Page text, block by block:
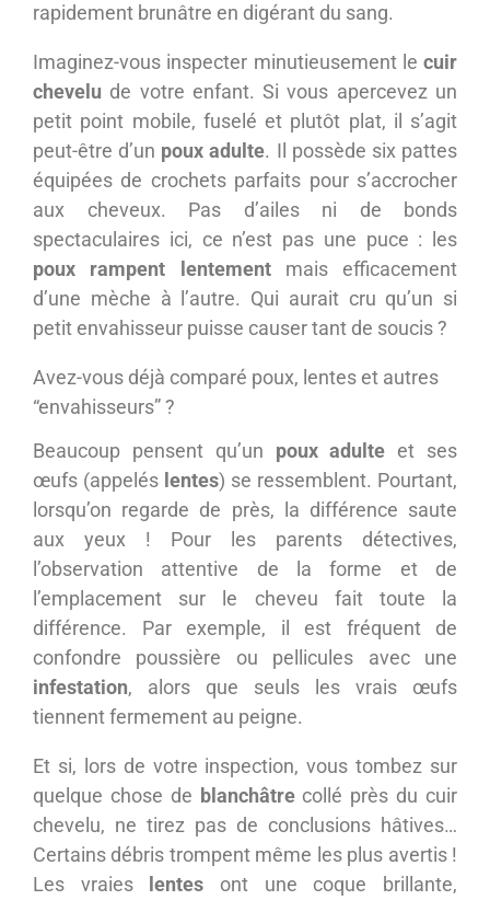
rapidement brunâtre en digérant du sang.
Imaginez-vous inspecter minutieusement le cuir
chevelu de votre enfant. Si vous apercevez un
petit point mobile, fuselé et plutôt plat, il s’agit
peut-être d’un poux adulte. Il possède six pattes
équipées de crochets parfaits pour s’accrocher
aux cheveux. Pas d’ailes ni de bonds
spectaculaires ici, ce n’est pas une puce : les
poux rampent lentementmais efficacement
d’une mèche à l’autre. Qui aurait cru qu’un si
petit envahisseur puisse causer tant de soucis ?
Avez-vous déjà comparé poux, lentes et autres
“envahisseurs” ?
Beaucoup pensent qu’un poux adulte et ses
œufs (appelés lentes) se ressemblent. Pourtant,
lorsqu’on regarde de près, la différence saute
aux yeux ! Pour les parents détectives,
l’observation attentive de la forme et de
l’emplacement sur le cheveu fait toute la
différence. Par exemple, il est fréquent de
confondre poussière ou pellicules avec une
infestation, alors que seuls les vrais œufs
tiennent fermement au peigne.
Et si, lors de votre inspection, vous tombez sur
quelque chose de blanchâtrecollé près du cuir
chevelu, ne tirez pas de conclusions hâtives…
Certains débris trompent même les plus avertis !
Les vraies lentes ont une coque brillante,